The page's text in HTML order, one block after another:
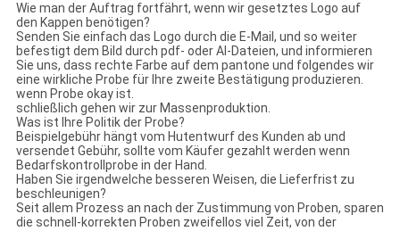
Wie man der Auftrag fortfährt, wenn wir gesetztes Logo auf
den Kappen benötigen?
Senden Sie einfach das Logo durch die E-Mail, und so weiter
befestigt dem Bild durch pdf- oder AI-Dateien, und informieren
Sie uns, dass rechte Farbe auf dem pantone und folgendes wir
eine wirkliche Probe für Ihre zweite Bestätigung produzieren.
wenn Probe okay ist.
schließlich gehen wir zur Massenproduktion.
Was ist Ihre Politik der Probe?
Beispielgebühr hängt vom Hutentwurf des Kunden ab und
versendet Gebühr, sollte vom Käufer gezahlt werden wenn
Bedarfskontrollprobe in der Hand.
Haben Sie irgendwelche besseren Weisen, die Lieferfrist zu
beschleunigen?
Seit allem Prozess an nach der Zustimmung von Proben, sparen
die schnell-korrekten Proben zweifellos viel Zeit, von der